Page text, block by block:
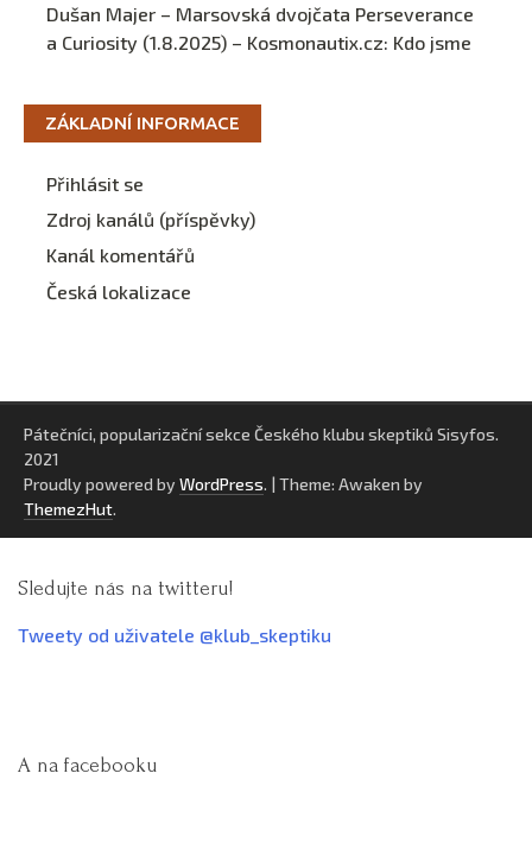
Dušan Majer – Marsovská dvojčata Perseverance
a Curiosity (1.8.2025) – Kosmonautix.cz: Kdo jsme
ZÁKLADNÍ INFORMACE
Přihlásit se
Zdroj kanálů (příspěvky)
Kanál komentářů
Česká lokalizace
Pátečníci, popularizační sekce Českého klubu skeptiků Sisyfos.
2021
Proudly powered by WordPress. | Theme: Awaken by
ThemezHut.
Sledujte nás na twitteru!
Tweety od uživatele @klub_skeptiku
A na facebooku